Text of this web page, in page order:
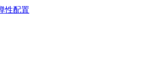
性配置